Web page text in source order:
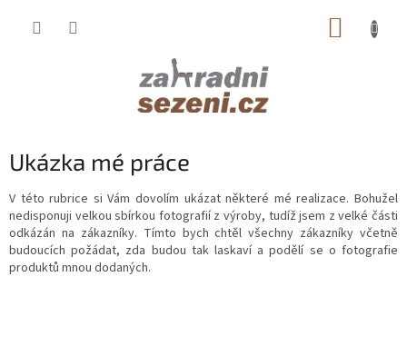
Ukázka mé práce
V této rubrice si Vám dovolím ukázat některé mé realizace. Bohužel
nedisponuji velkou sbírkou fotografií z výroby, tudíž jsem z velké části
odkázán na zákazníky. Tímto bych chtěl všechny zákazníky včetně
budoucích požádat, zda budou tak laskaví a podělí se o fotografie
produktů mnou dodaných.